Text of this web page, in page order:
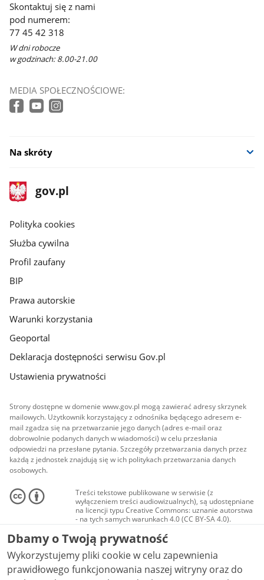
Skontaktuj się z nami
pod numerem:
77 45 42 318
W dni robocze
w godzinach: 8.00-21.00
MEDIA SPOŁECZNOŚCIOWE:
Na skróty
stopka
gov.pl
Strona
gov.pl
gov.pl
Polityka cookies
Służba cywilna
Profil zaufany
BIP
Prawa autorskie
Warunki korzystania
Geoportal
Deklaracja dostępności serwisu Gov.pl
Ustawienia prywatności
Strony dostępne w domenie www.gov.pl mogą zawierać adresy skrzynek
mailowych. Użytkownik korzystający z odnośnika będącego adresem e-
mail zgadza się na przetwarzanie jego danych (adres e-mail oraz
dobrowolnie podanych danych w wiadomości) w celu przesłania
odpowiedzi na przesłane pytania. Szczegóły przetwarzania danych przez
każdą z jednostek znajdują się w ich politykach przetwarzania danych
osobowych.
Treści tekstowe publikowane w serwisie (z
wyłączeniem treści audiowizualnych), są udostępniane
na licencji typu Creative Commons: uznanie autorstwa
- na tych samych warunkach 4.0 (CC BY-SA 4.0).
Materiały audiowizualne, w tym zdjęcia, materiały
audio i wideo, są udostępniane na licencji typu
Creative Commons: uznanie autorstwa użycie
niekomercyjne - bez utworów zależnych 4.0 (CC BY-
NC-ND 4.0), o ile nie jest to stwierdzone inaczej.
Dbamy o Twoją prywatność
Wykorzystujemy pliki cookie w celu zapewnienia
prawidłowego funkcjonowania naszej witryny oraz do